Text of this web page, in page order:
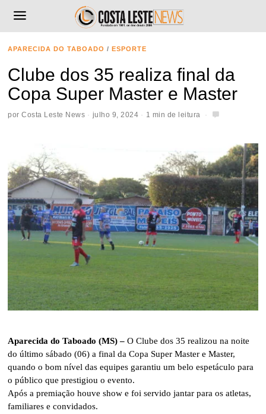
APARECIDA DO TABOADO / ESPORTE
Clube dos 35 realiza final da
Copa Super Master e Master
porCosta Leste News julho 9, 2024 1 min de leitura
Aparecida do Taboado (MS) – O Clube dos 35 realizou na noite
do último sábado (06) a final da Copa Super Master e Master,
quando o bom nível das equipes garantiu um belo espetáculo para
o público que prestigiou o evento.
Após a premiação houve show e foi servido jantar para os atletas,
familiares e convidados.